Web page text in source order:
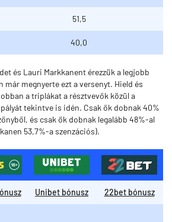
51,5
40,0
és Lauri Markkanent érezzük a legjobb
megnyerte ezt a versenyt. Hield és
a triplákat a résztvevők közül a
tekintve is idén. Csak ők dobnak 40%
és csak ők dobnak legalább 48%-al
53,7%-a szenzációs).
Unibet bónusz 22bet bónusz